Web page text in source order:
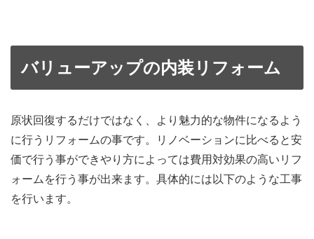
バリューアップの内装リフォーム
原状回復するだけではなく、より魅力的な物件になるよう
に行うリフォームの事です。リノベーションに比べると安
価で行う事ができやり方によっては費用対効果の高いリフ
ォームを行う事が出来ます。具体的には以下のような工事
を行います。